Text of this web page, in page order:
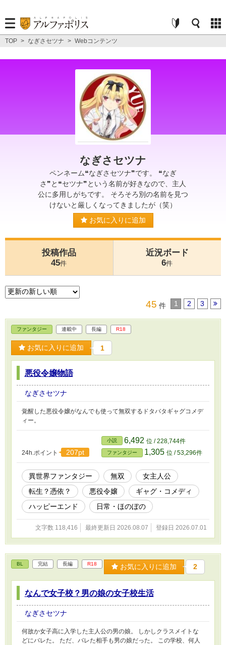
TOP > なぎさセツナ > Webコンテンツ
なぎさセツナ
ペンネーム❝なぎさセツナ❞です。 ❝なぎ
さ❞と❝セツナ❞という名前が好きなので、主人
公に多用しがちです。 そろそろ別の名前を見つ
けないと厳しくなってきましたが（笑）
お気に入りに追加
投稿作品
45件
近況ボード
6件
45 件 1 2 3
ファンタジー 連載中 長編 R18
お気に入りに追加 1
悪役令嬢物語
なぎさセツナ
覚醒した悪役令嬢がなんでも使って無双するドタバタギャグコメデ
ィー。
24h.ポイント 207pt
小説 6,492 位 / 228,744件
ファンタジー 1,305 位 / 53,296件
異世界ファンタジー 無双
女主人公
転生？憑依？
悪役令嬢
ギャグ・コメディ
ハッピーエンド
日常・ほのぼの
文字数 118,416 最終更新日 2026.08.07 登録日 2026.07.01
BL 完結 長編 R18 お気に入りに追加 2
なんで女子校？男の娘の女子校生活
なぎさセツナ
何故か女子高に入学した主人公の男の娘。 しかしクラスメイトな
どにバレた。 ただ、バレた相手も男の娘だった。 この学校、何人